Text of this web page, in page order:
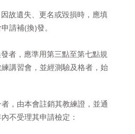
故遺失、更名或毀損時，應填
請補(換)發。
者，應準用第三點至第七點規
講習會，並經測驗及格者，始
，由本會註銷其教練證，並通
不受理其申請檢定：